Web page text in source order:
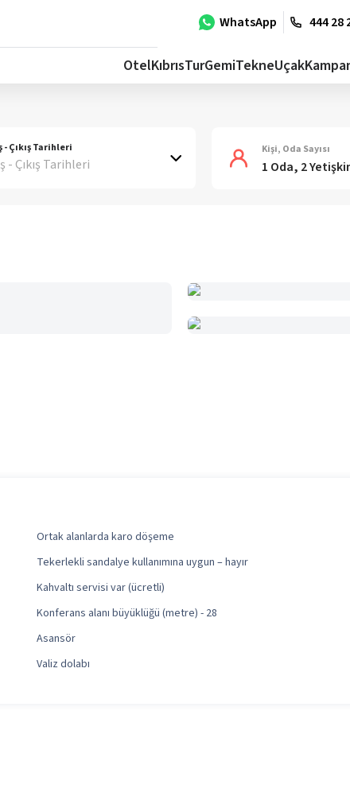
WhatsApp 444 28
OtelKıbrısTurGemiTekneUçak
- Çıkış Tarihleri
- Çıkış Tarihleri
Kişi, Oda Sayısı
1 Oda, 2
Ortak alanlarda karo döşeme
Tekerlekli sandalye kullanımına uygun – hayır
Kahvaltı servisi var (ücretli)
Konferans alanı büyüklüğü (metre) - 28
Asansör
Valiz dolabı